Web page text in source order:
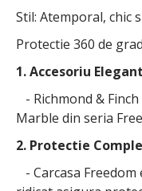
Stil: Atemporal, chic
Protectie 360 de
1. Accesoriu
- Richmond &
Marble din seria
2. Protectie
- Carcasa